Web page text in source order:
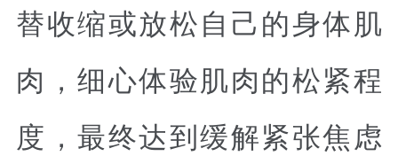
替收缩或放松自己的身体肌
肉，细心体验肌肉的松紧程
度，最终达到缓解紧张焦虑